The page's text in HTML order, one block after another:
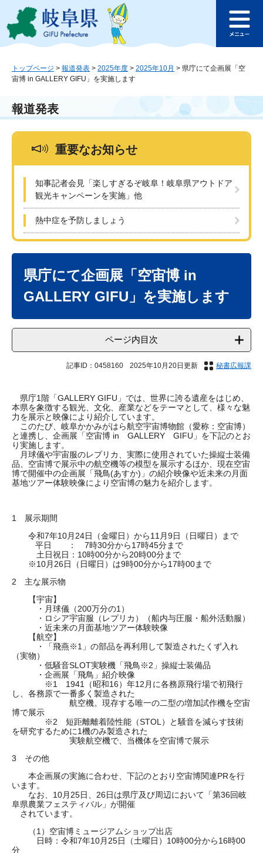
ジ
ュ
本
このページの本文へ
ュ
トップページ > 報道発表 > 2025年度 > 2025年10月 > 県庁にて企画展「空
宙博 in GALLERY GIFU」を実施します
報道発表
重要なお知らせ
知事記者会見「楽しすぎるぞ岐阜！岐阜県アウトドア
観光キャンペーンを実施」他
熱中症を予防しましょう
県庁にて企画展「空宙博 in
GALLERY GIFU」を実施します
ページ内目次
記事ID：0458160 2025年10月20日更新 秘書広報課
県庁1階「GALLERY GIFU」では、世界に誇る遺産をはじめ、
本県を象徴する観光、文化、産業などをテーマとして、様々な魅
力を展示と映像により紹介しています。
このたび、岐阜かかみがはら航空宇宙博物館（愛称：空宙博）
と連携し、企画展「空宙博 in GALLERY GIFU」を下記のとお
り実施します。
月球儀や宇宙服のレプリカ、実際に使用されていた操縦士装備
品、空宙博で展示中の航空機等の模型を展示するほか、現在空宙
博で開催中の企画展「飛鳥(あすか)」の紹介映像や近未来の月面
基地ツアー体験映像により空宙博の魅力を紹介します。
1 展示期間
令和7年10月24日（金曜日）から11月9日（日曜日）まで
平日 ： 7時30分から17時45分まで
土日祝日：10時00分から20時00分まで
※10月26日（日曜日）は9時00分から17時00まで
2 主な展示物
【宇宙】
・月球儀（200万分の1）
・ロシア宇宙服（レプリカ）（船内与圧服・船外活動服）
・近未来の月面基地ツアー体験映像
【航空】
・「飛燕※1」の部品を再利用して製造されたくず入れ
（実物）
・低騒音SLOT実験機「飛鳥※2」操縦士装備品
・企画展「飛鳥」紹介映像
※1 1941（昭和16）年12月に各務原飛行場で初飛行
し、各務原で一番多く製造された
航空機。現存する唯一の二型の増加試作機を空宙
博で展示
※2 短距離離着陸性能（STOL）と騒音を減らす技術
を研究するために1機のみ製造された
実験航空機で、当機体を空宙博で展示
3 その他
本企画展の実施に合わせ、下記のとおり空宙博関連PRを行
います。
なお、10月25日、26日は県庁及び周辺において「第36回岐
阜県農業フェスティバル」が開催
されています。
（1）空宙博ミュージアムショップ出店
日時：令和7年10月25日（土曜日）10時00分から16時00
分